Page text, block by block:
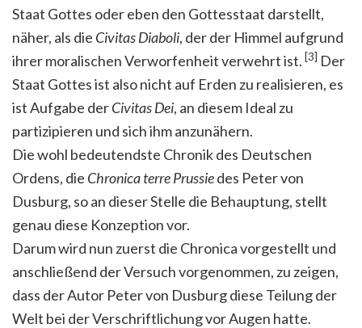
Staat Gottes oder eben den Gottesstaat darstellt,
näher, als die Civitas Diaboli, der der Himmel aufgrund
ihrer moralischen Verworfenheit verwehrt ist. [3] Der
Staat Gottes ist also nicht auf Erden zu realisieren, es
ist Aufgabe derCivitas Dei, an diesem Ideal zu
partizipieren und sich ihm anzunähern.
Die wohl bedeutendste Chronik des Deutschen
Ordens, die Chronica terre Prussiedes Peter von
Dusburg, so an dieser Stelle die Behauptung, stellt
genau diese Konzeption vor.
Darum wird nun zuerst die Chronica vorgestellt und
anschließend der Versuch vorgenommen, zu zeigen,
dass der Autor Peter von Dusburg diese Teilung der
Welt bei der Verschriftlichung vor Augen hatte.